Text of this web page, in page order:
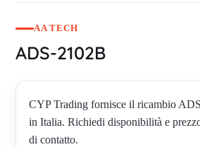
AA TECH
ADS-2102B
CYP Trading fornisce il ricambio
in Italia. Richiedi disponibilità e
di contatto.